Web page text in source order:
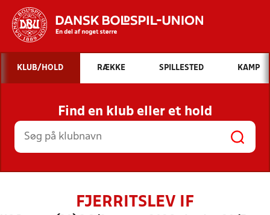
Hvad vil du søge efter?
INDHOLD OG NYHEDER
STILLINGER, RESULTATER, KLUBBER OG
HOLD
KLUB/HOLD RÆKKE SPILLESTED KAMP
Find en klub eller et hold
FJERRITSLEV IF